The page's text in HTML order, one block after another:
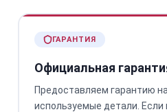
ГАРАНТИЯ
Официальная
Предоставляем гарантию
используемые детали. Если